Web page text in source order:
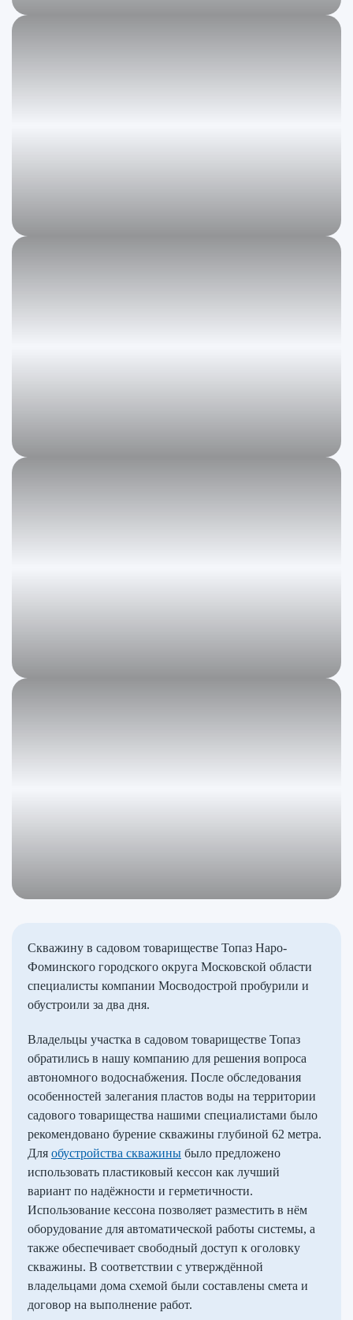
Скважину в садовом товариществе Топаз Наро-
Фоминского городского округа Московской области
специалисты компании Мосводострой пробурили и
обустроили за два дня.
Владельцы участка в садовом товариществе Топаз
обратились в нашу компанию для решения вопроса
автономного водоснабжения. После обследования
особенностей залегания пластов воды на территории
садового товарищества нашими специалистами было
рекомендовано бурение скважины глубиной 62 метра.
Для обустройства скважины было предложено
использовать пластиковый кессон как лучший
вариант по надёжности и герметичности.
Использование кессона позволяет разместить в нём
оборудование для автоматической работы системы, а
также обеспечивает свободный доступ к оголовку
скважины. В соответствии с утверждённой
владельцами дома схемой были составлены смета и
договор на выполнение работ.